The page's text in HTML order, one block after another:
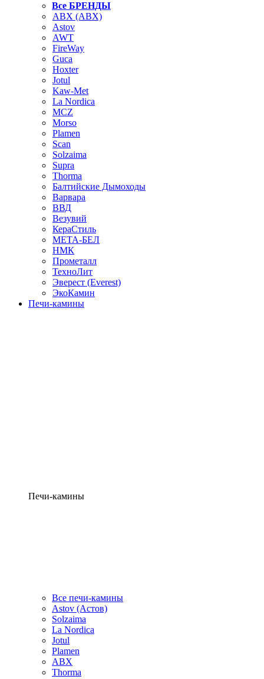
Все БРЕНДЫ
ABX (АВХ)
Astov
AWT
FireWay
Guca
Hoxter
Jotul
Kaw-Met
La Nordica
MCZ
Morso
Plamen
Scan
Solzaima
Supra
Thorma
Балтийские Дымоходы
Варвара
ВВД
Везувий
КераСтиль
МЕТА-БЕЛ
НМК
Прометалл
ТехноЛит
Эверест (Everest)
ЭкоКамин
Печи-камины
Печи-камины
Все печи-камины
Astov (Астов)
Solzaima
La Nordica
Jotul
Plamen
ABX
Thorma